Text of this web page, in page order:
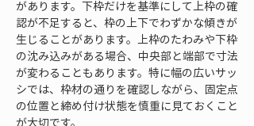
があります。下枠だけを基準にして上枠の確
認が不足すると、枠の上下でわずかな傾きが
生じることがあります。上枠のたわみや下枠
の沈み込みがある場合、中央部と端部で寸法
が変わることもあります。特に幅の広いサッ
シでは、枠材の通りを確認しながら、固定点
の位置と締め付け状態を慎重に見ておくこと
が大切です。